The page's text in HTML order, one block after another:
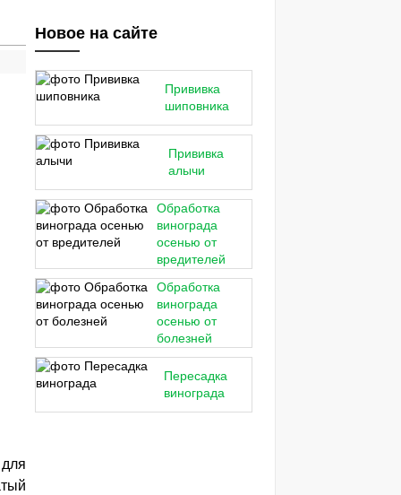
Новое на сайте
Прививка
шиповника
Прививка
алычи
Обработка
винограда
осенью от
вредителей
Обработка
винограда
осенью от
болезней
Пересадка
винограда